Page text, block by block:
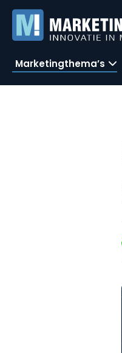
Marketingthema’s